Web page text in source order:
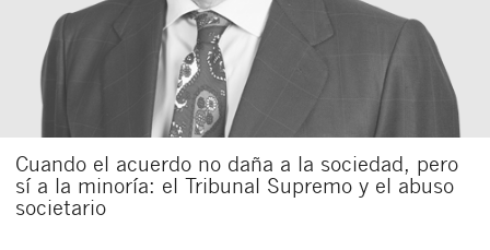
Cuando el acuerdo no daña a la sociedad, pero
sí a la minoría: el Tribunal Supremo y el abuso
societario